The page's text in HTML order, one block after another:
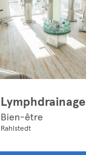
Lymphdrainage
Bien-être
Rahlstedt